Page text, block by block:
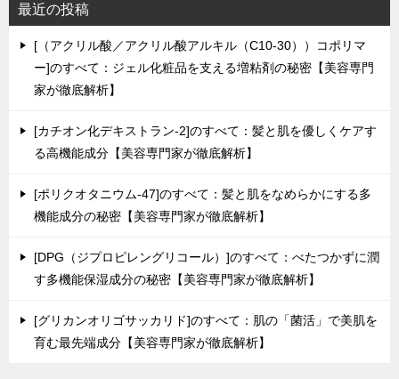
最近の投稿
[（アクリル酸／アクリル酸アルキル（C10-30））コポリマ
ー]のすべて：ジェル化粧品を支える増粘剤の秘密【美容専門
家が徹底解析】
[カチオン化デキストラン-2]のすべて：髪と肌を優しくケアす
る高機能成分【美容専門家が徹底解析】
[ポリクオタニウム-47]のすべて：髪と肌をなめらかにする多
機能成分の秘密【美容専門家が徹底解析】
[DPG（ジプロピレングリコール）]のすべて：べたつかずに潤
す多機能保湿成分の秘密【美容専門家が徹底解析】
[グリカンオリゴサッカリド]のすべて：肌の「菌活」で美肌を
育む最先端成分【美容専門家が徹底解析】